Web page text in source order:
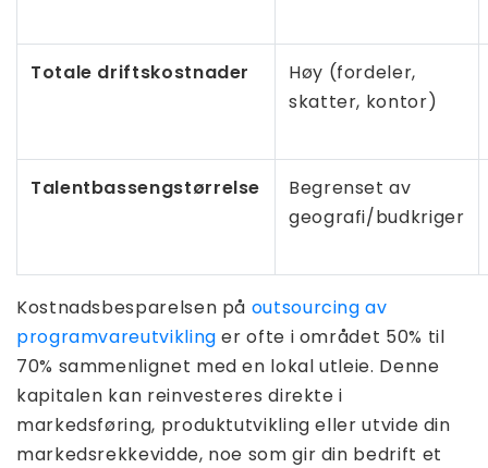
Totale driftskostnader
Høy (fordeler,
skatter, kontor)
Talentbassengstørrelse
Begrenset av
geografi/budkriger
Kostnadsbesparelsen på outsourcing av
programvareutvikling er ofte i området 50% til
70% sammenlignet med en lokal utleie. Denne
kapitalen kan reinvesteres direkte i
markedsføring, produktutvikling eller utvide din
markedsrekkevidde, noe som gir din bedrift et